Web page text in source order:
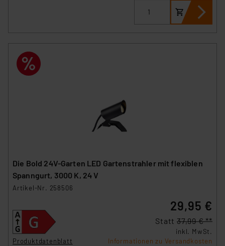
Überwachungsprogrammen verarbeiten, ohne dass
sich auf die Standarddatenschutzklauseln der
Europäischen Kommission sowie einer eigenen
Datenschutzerklärung
Die Bold 24V-Garten LED Gartenstrahler mit flexiblen
Spanngurt, 3000 K, 24 V
Artikel-Nr. 258506
Produktdatenblatt
29,95 €
Statt 37,99 € **
inkl. MwSt.
Informationen zu Versandkosten